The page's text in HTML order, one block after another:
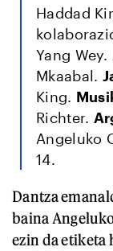
Haddad
Yang Wey.
Mkaabal.
King.
Richter.
Angeluko
14.
Dantza
baina
ezin da etiketa